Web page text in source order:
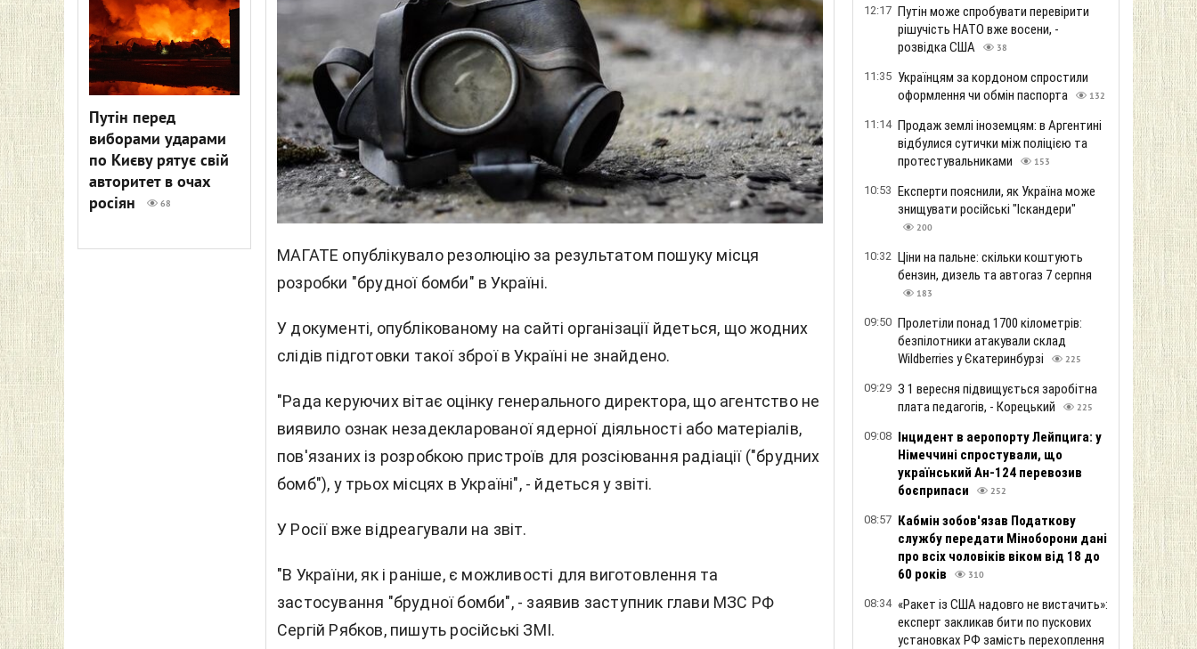
Путін перед
виборами ударами
по Києву рятує свій
авторитет в очах
росіян
68
МАГАТЕ опублікувало резолюцію за результатом пошуку місця
розробки "брудної бомби" в Україні.
У документі, опублікованому на сайті організації йдеться, що жодних
слідів підготовки такої зброї в Україні не знайдено.
"Рада керуючих вітає оцінку генерального директора, що агентство не
виявило ознак незадекларованої ядерної діяльності або матеріалів,
пов'язаних із розробкою пристроїв для розсіювання радіації ("брудних
бомб"), у трьох місцях в Україні", - йдеться у звіті.
У Росії вже відреагували на звіт.
"В України, як і раніше, є можливості для виготовлення та
застосування "брудної бомби", - заявив заступник глави МЗС РФ
Сергій Рябков, пишуть російські ЗМІ.
12:17 Путін може спробувати перевірити
рішучість НАТО вже восени, -
розвідка США
38
11:35 Українцям за кордоном спростили
оформлення чи обмін паспорта
132
11:14 Продаж землі іноземцям: в Аргентині
відбулися сутички між поліцією та
протестувальниками
153
10:53 Експерти пояснили, як Україна може
знищувати російські "Іскандери"
200
10:32 Ціни на пальне: скільки коштують
бензин, дизель та автогаз 7 серпня
183
09:50 Пролетіли понад 1700 кілометрів:
безпілотники атакували склад
Wildberries у Єкатеринбурзі
225
09:29 З 1 вересня підвищується заробітна
плата педагогів, - Корецький
225
09:08 Інцидент в аеропорту Лейпцига: у
Німеччині спростували, що
український Ан-124 перевозив
боєприпаси
252
08:57 Кабмін зобов'язав Податкову
службу передати Міноборони дані
про всіх чоловіків віком від 18 до
60 років
310
08:34 «Ракет із США надовго не вистачить»:
експерт закликав бити по пускових
установках РФ замість перехоплення